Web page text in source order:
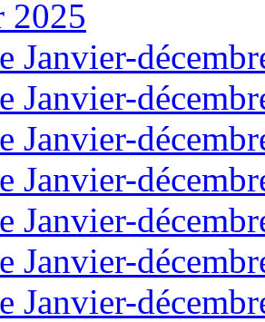
2025
Janvier-
Janvier-
Janvier-
Janvier-
Janvier-
Janvier-
Janvier-